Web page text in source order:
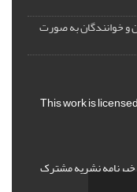
و خوانندگان به صورت
This work is
خبرنامه نشریه مشترک